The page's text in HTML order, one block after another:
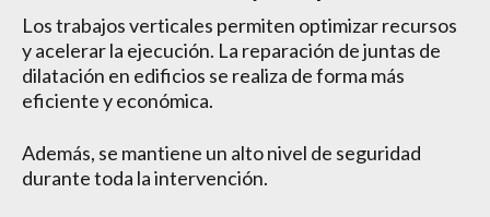
Los trabajos verticales permiten optimizar recursos
y acelerar la ejecución. La reparación de juntas de
dilatación en edificios se realiza de forma más
eficiente y económica.
Además, se mantiene un alto nivel de seguridad
durante toda la intervención.